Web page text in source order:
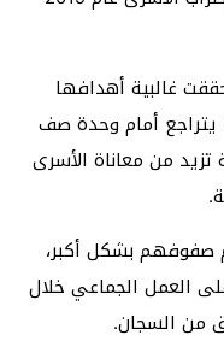
غالبية أهدافها
يتراجع أمام وحدة صف
تزيد من معاناة الأسرى
صفوفهم بشكل أكبر،
على العمل الجماعي خلال
من السجان.